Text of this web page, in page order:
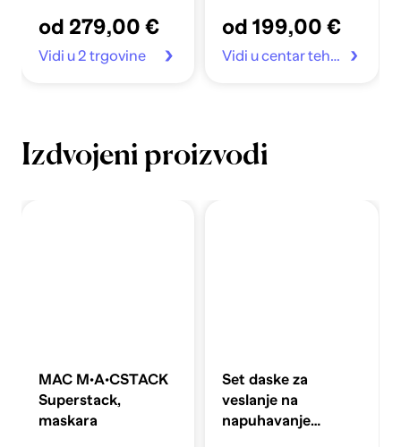
od 279,00 €
Vidi u 2 trgovine
od 199,00 €
Vidi u centar tehnike
Izdvojeni proizvodi
MAC M·A·CSTACK
Superstack,
maskara
Set daske za
veslanje na
napuhavanje